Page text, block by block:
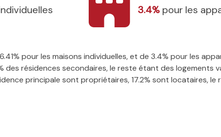
3.4% pour les
pour les maisons individuelles, et de 3.4% pour les
des résidences secondaires, le reste étant des logements
principale sont propriétaires, 17.2% sont locataires, le